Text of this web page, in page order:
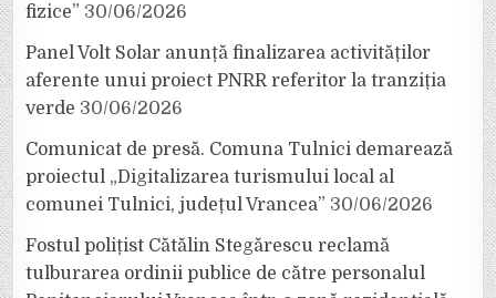
fizice” 30/06/2026
Panel Volt Solar anunță finalizarea activităților
aferente unui proiect PNRR referitor la tranziția
verde 30/06/2026
Comunicat de presă. Comuna Tulnici demarează
proiectul „Digitalizarea turismului local al
comunei Tulnici, județul Vrancea” 30/06/2026
Fostul polițist Cătălin Stegărescu reclamă
tulburarea ordinii publice de către personalul